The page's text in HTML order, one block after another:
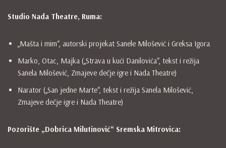
Studio Nada Theatre, Ruma:
„Mašta i mim“, autorski projekat Sanele Milošević i Greksa Igora
Marko, Otac, Majka („Strava u kući Danilovića“, tekst i režija
Sanela Milošević, Zmajeve dečje igre i Nada Theatre)
Narator („San jedne Marte“, tekst i režija Sanela Milošević,
Zmajeve dečje igre i Nada Theatre)
Pozorište „Dobrica Milutinović“ Sremska Mitrovica: